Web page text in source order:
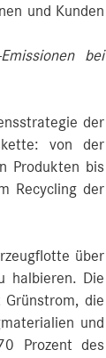
und Kunden
bei
der
von der
Produkten bis
Recycling der
über
halbieren. Die
die
und
Prozent des